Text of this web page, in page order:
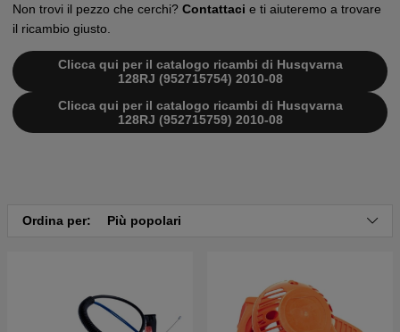
Non trovi il pezzo che cerchi? Contattaci e ti aiuteremo a trovare
il ricambio giusto.
Clicca qui per il catalogo ricambi di Husqvarna
128RJ (952715754) 2010-08
Clicca qui per il catalogo ricambi di Husqvarna
128RJ (952715759) 2010-08
Ordina per: Più popolari